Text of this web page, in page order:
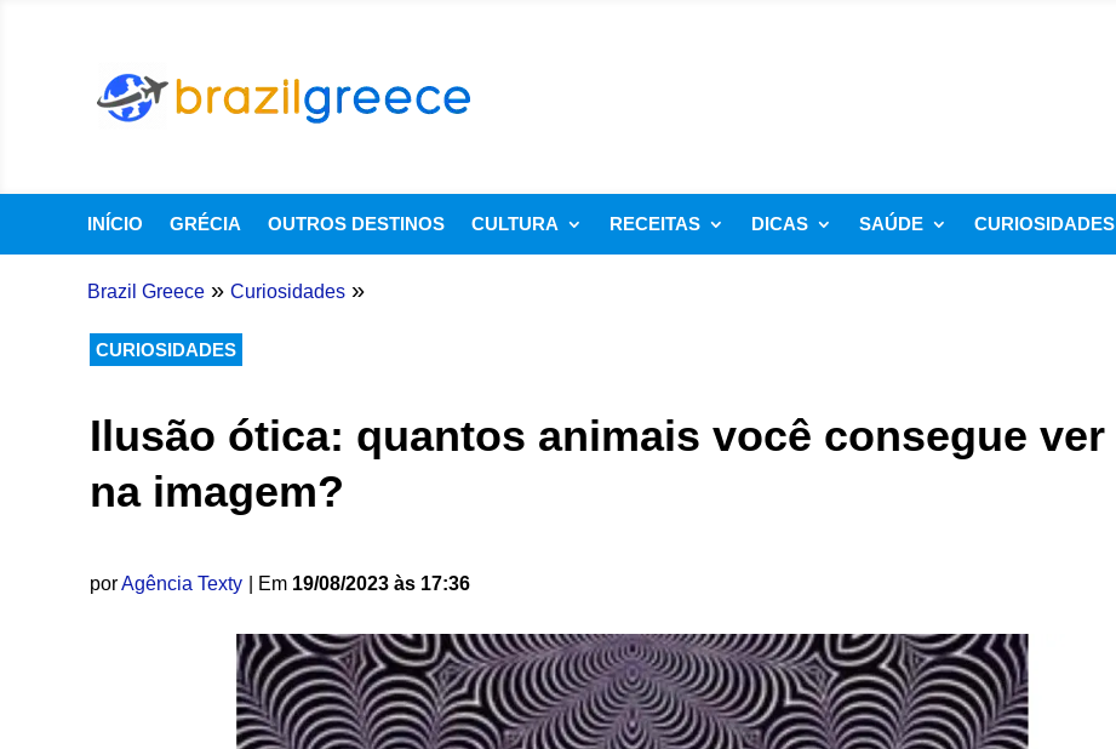
INÍCIO GRÉCIA OUTROS DESTINOS CULTURA RECEITAS DICAS SAÚDE CURIOSIDADES
Brazil Greece » Curiosidades »
CURIOSIDADES
Ilusão ótica: quantos animais você consegue ver
na imagem?
porAgência Texty | Em 19/08/2023 às 17:36